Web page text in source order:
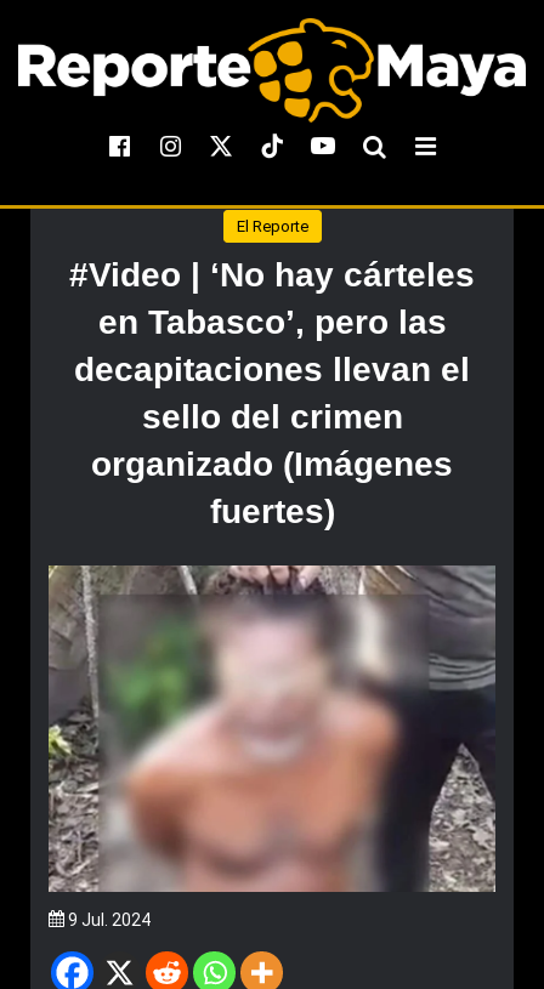
El Reporte
#Video | ‘No hay cárteles
en Tabasco’, pero las
decapitaciones llevan el
sello del crimen
organizado (Imágenes
fuertes)
9 Jul. 2024